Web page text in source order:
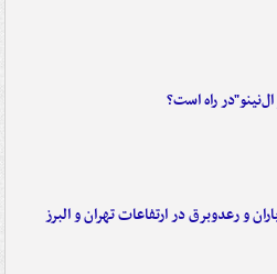
راه است؟
و رعدوبرق در ارتفاعات تهران و البرز